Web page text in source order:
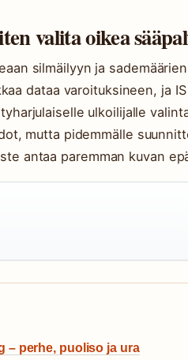
valita oikea
silmäilyyn ja
dataa varoituksineen, ja
ulkoilijalle
mutta pidemmälle
antaa paremman kuvan
– perhe, puoliso ja ura